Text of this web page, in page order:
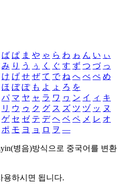
ば ぱ ま や ゃ ら わ ゎ ん い ぃ
み り う ぅ く ぐ す ず つ づ っ
け げ せ ぜ て で ね へ べ ぺ め
ほ ぼ ぽ も よ ょ ろ を
パ マ ヤ ャ ラ ワ ヮ ン イ ィ キ
リ ウ ゥ ク グ ス ズ ツ ヅ ッ ヌ
ゲ セ ゼ テ デ ヘ ベ ペ メ レ オ
ポ モ ヨ ョ ロ ヲ ―
병음)방식으로 중국어를 변환
용하시면 됩니다.